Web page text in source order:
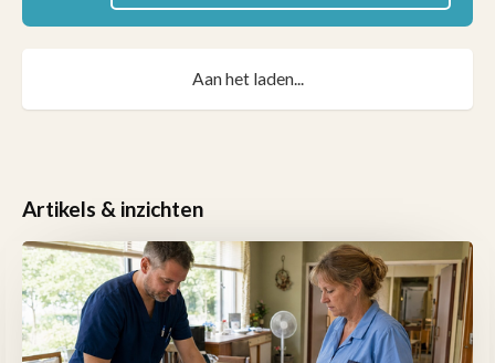
Aan het laden...
Artikels & inzichten